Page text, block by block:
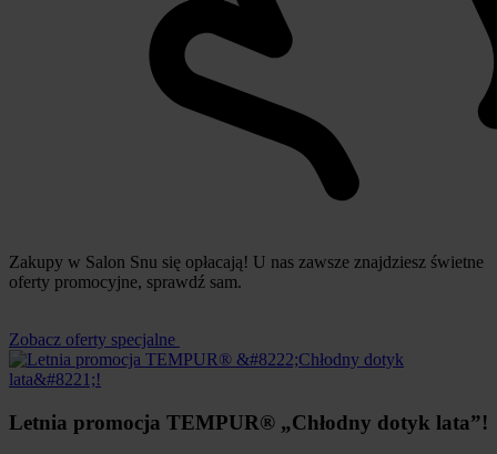
Zakupy w Salon Snu się opłacają! U nas zawsze znajdziesz świetne
oferty promocyjne, sprawdź sam.
Zobacz oferty specjalne
Letnia promocja TEMPUR® „Chłodny dotyk lata”!